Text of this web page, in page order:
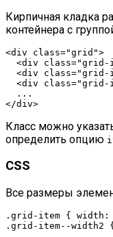
Кирпичная кладка
контейнера с
<div class="grid">
<div class="grid-
<div class="grid-
<div class="grid-
</div>
Класс можно
определить опцию
CSS
Все размеры
.grid-item { width :
.grid-item--width2